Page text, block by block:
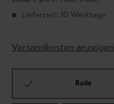
Lieferzeit: 10 Werktage
Versandkosten anzeigen
Rolle